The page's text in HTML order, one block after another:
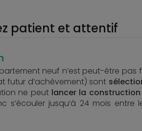
patient et attentif
neuf n’est peut-être pas
futur d’achèvement) sont
ne peut lancer la
s’écouler jusqu’à 24 mois entre